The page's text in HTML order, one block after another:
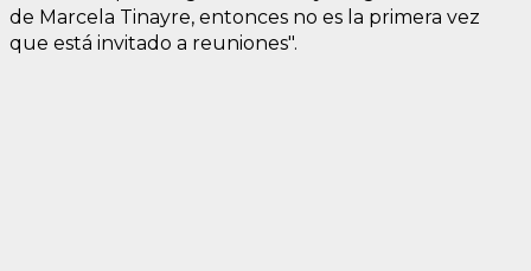
de Marcela Tinayre, entonces no es la primera vez
que está invitado a reuniones".